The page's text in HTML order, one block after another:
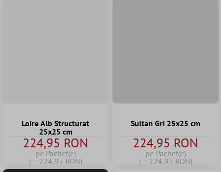
Loire Alb Structurat
25x25 cm
224,95 RON
pe Pachet(e)
( = 224,95 RON)
Sultan Gri 25x25 cm
224,95 RON
pe Pachet(e)
( = 224,95 RON)